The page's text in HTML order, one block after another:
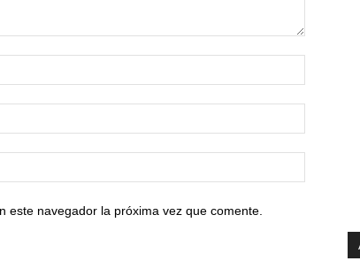
navegador la próxima vez que comente.